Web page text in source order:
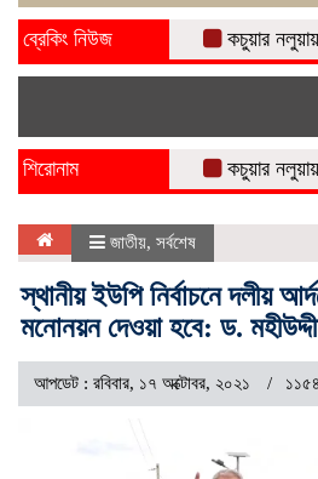
ব্রেকিং নিউজ কচুয়ার নলুয়ায়
শিরোনাম কচুয়ার নলুয়ায়
জাতীয়, সর্বশেষ
স্থানীয় ইউপি নির্বাচনে দলীয়
মনোনয়ন দেওয়া হবে: ড.
আপডেট : রবিবার, ১৭ অক্টোবর, ২০২১